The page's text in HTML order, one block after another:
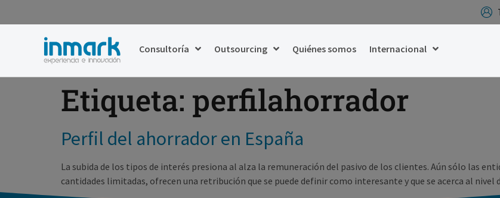
Consultoría Outsourcing Quiénes somos Internacional
Etiqueta: perfilahorrador
Perfil del ahorrador en España
La subida de los tipos de interés presiona al alza la remuneración del pasivo de los clientes. Aún sólo las
cantidades limitadas, ofrecen una retribución que se puede definir como interesante y que se acerca al